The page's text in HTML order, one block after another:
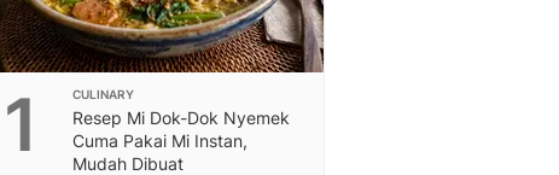
1 CULINARY
Resep Mi Dok-Dok Nyemek
Cuma Pakai Mi Instan,
Mudah Dibuat